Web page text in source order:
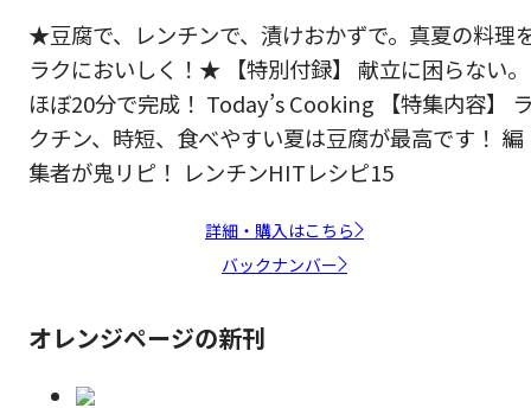
★豆腐で、レンチンで、漬けおかずで。真夏の料理
ラクにおいしく！★ 【特別付録】 献立に困らない。
ほぼ20分で完成！ Today’s Cooking 【特集内容】
クチン、時短、食べやすい夏は豆腐が最高です！ 編
集者が鬼リピ！ レンチンHITレシピ15
詳細・購入はこちら
バックナンバー
オレンジページの新刊